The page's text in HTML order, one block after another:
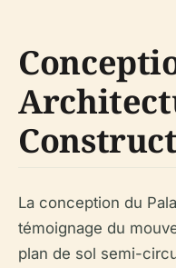
La conception du
témoignage du
plan de sol semi-